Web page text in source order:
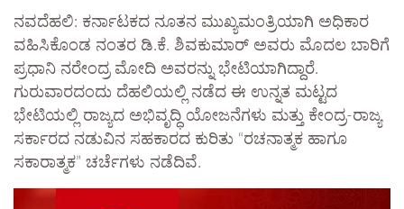
ನವದೆಹಲಿ: ಕರ್ನಾಟಕದ ನೂತನ ಮುಖ್ಯಮಂತ್ರಿಯಾಗಿ ಅಧಿಕಾರ
ವಹಿಸಿಕೊಂಡ ನಂತರ ಡಿ.ಕೆ. ಶಿವಕುಮಾರ್ ಅವರು ಮೊದಲ ಬಾರಿಗೆ
ಪ್ರಧಾನಿ ನರೇಂದ್ರ ಮೋದಿ ಅವರನ್ನು ಭೇಟಿಯಾಗಿದ್ದಾರೆ.
ಗುರುವಾರದಂದು ದೆಹಲಿಯಲ್ಲಿ ನಡೆದ ಈ ಉನ್ನತ ಮಟ್ಟದ
ಭೇಟಿಯಲ್ಲಿ ರಾಜ್ಯದ ಅಭಿವೃದ್ಧಿ ಯೋಜನೆಗಳು ಮತ್ತು ಕೇಂದ್ರ-ರಾಜ್ಯ
ಸರ್ಕಾರದ ನಡುವಿನ ಸಹಕಾರದ ಕುರಿತು “ರಚನಾತ್ಮಕ ಹಾಗೂ
ಸಕಾರಾತ್ಮಕ” ಚರ್ಚೆಗಳು ನಡೆದಿವೆ.